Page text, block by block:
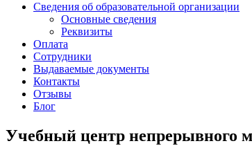
Сведения об образовательной организации
Основные сведения
Реквизиты
Оплата
Сотрудники
Выдаваемые документы
Контакты
Отзывы
Блог
Учебный центр непрерывного